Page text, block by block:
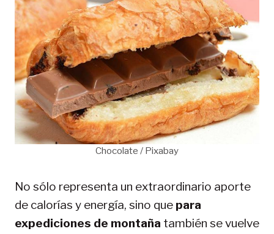
Chocolate / Pixabay
No sólo representa un extraordinario aporte
de calorías y energía, sino que para
expediciones de montaña también se vuelve